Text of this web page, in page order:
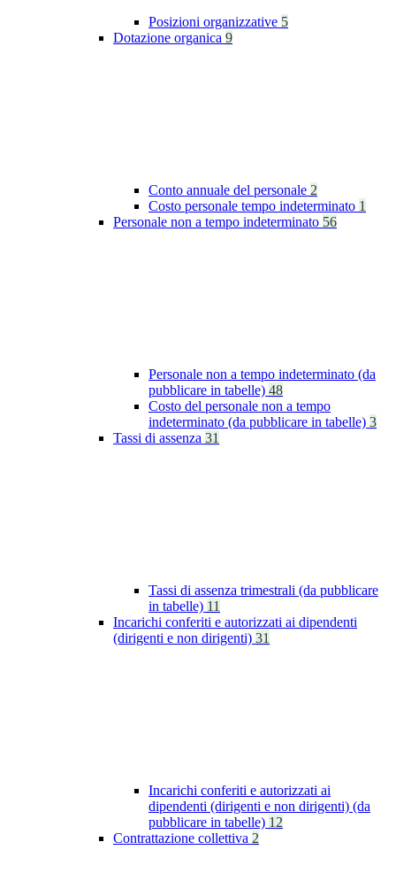
Posizioni organizzative 5
Dotazione organica 9
Conto annuale del personale 2
Costo personale tempo indeterminato 1
Personale non a tempo indeterminato 56
Personale non a tempo indeterminato (da
pubblicare in tabelle) 48
Costo del personale non a tempo
indeterminato (da pubblicare in tabelle) 3
Tassi di assenza 31
Tassi di assenza trimestrali (da pubblicare
in tabelle) 11
Incarichi conferiti e autorizzati ai dipendenti
(dirigenti e non dirigenti) 31
Incarichi conferiti e autorizzati ai
dipendenti (dirigenti e non dirigenti) (da
pubblicare in tabelle) 12
Contrattazione collettiva 2